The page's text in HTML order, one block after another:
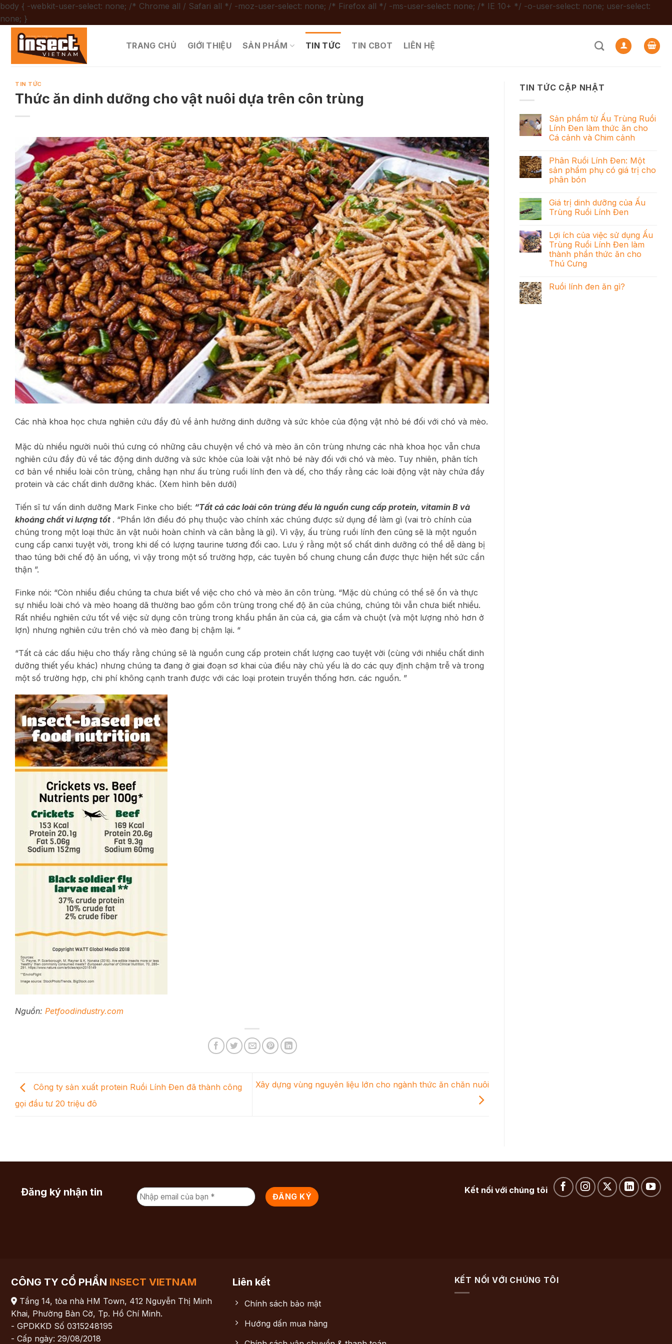
body { -webkit-user-select: none; /* Chrome all / Safari all */ -moz-user-select: none; /* Firefox all */ -ms-user-select: none; /* IE 10+ */ -o-user-select: none; user-select:
none; }
đến
nội
dung
TRANG CHỦ GIỚI THIỆU SẢN PHẨM TIN TỨC TIN CBOT LIÊN HỆ
TIN TỨC
Thức ăn dinh dưỡng cho vật nuôi dựa trên côn trùng
Các nhà khoa học chưa nghiên cứu đầy đủ về ảnh hưởng dinh dưỡng và sức khỏe của động vật nhỏ bé đối với chó và mèo.
Mặc dù nhiều người nuôi thú cưng có những câu chuyện về chó và mèo ăn côn trùng nhưng các nhà khoa học vẫn chưa
nghiên cứu đầy đủ về tác động dinh dưỡng và sức khỏe của loài vật nhỏ bé này đối với chó và mèo. Tuy nhiên, phân tích
cơ bản về nhiều loài côn trùng, chẳng hạn như ấu trùng ruồi lính đen và dế, cho thấy rằng các loài động vật này chứa đầy
protein và các chất dinh dưỡng khác. (Xem hình bên dưới)
Tiến sĩ tư vấn dinh dưỡng Mark Finke cho biết: “Tất cả các loài côn trùng đều là nguồn cung cấp protein, vitamin B và
khoáng chất vi lượng tốt . “Phần lớn điều đó phụ thuộc vào chính xác chúng được sử dụng để làm gì (vai trò chính của
chúng trong một loại thức ăn vật nuôi hoàn chỉnh và cân bằng là gì). Vì vậy, ấu trùng ruồi lính đen cũng sẽ là một nguồn
cung cấp canxi tuyệt vời, trong khi dế có lượng taurine tương đối cao. Lưu ý rằng một số chất dinh dưỡng có thể dễ dàng bị
thao túng bởi chế độ ăn uống, vì vậy trong một số trường hợp, các tuyên bố chung chung cần được thực hiện hết sức cẩn
thận ”.
Finke nói: “Còn nhiều điều chúng ta chưa biết về việc cho chó và mèo ăn côn trùng. “Mặc dù chúng có thể sẽ ổn và thực
sự nhiều loài chó và mèo hoang dã thường bao gồm côn trùng trong chế độ ăn của chúng, chúng tôi vẫn chưa biết nhiều.
Rất nhiều nghiên cứu tốt về việc sử dụng côn trùng trong khẩu phần ăn của cá, gia cầm và chuột (và một lượng nhỏ hơn ở
lợn) nhưng nghiên cứu trên chó và mèo đang bị chậm lại. “
“Tất cả các dấu hiệu cho thấy rằng chúng sẽ là nguồn cung cấp protein chất lượng cao tuyệt vời (cùng với nhiều chất dinh
dưỡng thiết yếu khác) nhưng chúng ta đang ở giai đoạn sơ khai của điều này chủ yếu là do các quy định chậm trễ và trong
một số trường hợp, chi phí không cạnh tranh được với các loại protein truyền thống hơn. các nguồn. ”
Nguồn: Petfoodindustry.com
Công ty sản xuất protein Ruồi Lính Đen đã thành công
gọi đầu tư 20 triệu đô
Xây dựng vùng nguyên liệu lớn cho ngành thức ăn chăn nuôi
TIN TỨC CẬP NHẬT
Sản phẩm từ Ấu Trùng Ruồi
Lính Đen làm thức ăn cho
Cá cảnh và Chim cảnh
Phân Ruồi Lính Đen: Một
sản phẩm phụ có giá trị cho
phân bón
Giá trị dinh dưỡng của Ấu
Trùng Ruồi Lính Đen
Lợi ích của việc sử dụng Ấu
Trùng Ruồi Lính Đen làm
thành phần thức ăn cho
Thú Cưng
Ruồi lính đen ăn gì?
Đăng ký nhận tin Kết nối với chúng tôi
CÔNG TY CỔ PHẦN INSECT VIETNAM
Tầng 14, tòa nhà HM Town, 412 Nguyễn Thị Minh
Khai, Phường Bàn Cờ, Tp. Hồ Chí Minh.
- GPDKKD Số 0315248195
- Cấp ngày: 29/08/2018
Liên kết
Chính sách bảo mật
Hướng dấn mua hàng
KẾT NỐI VỚI CHÚNG TÔI